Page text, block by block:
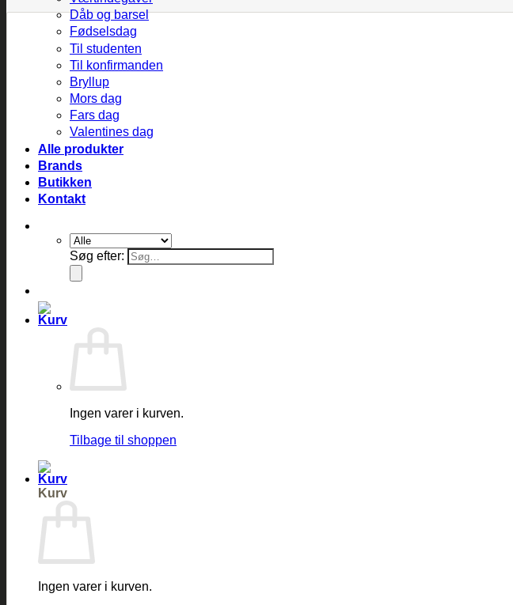
Dåb og barsel
Fødselsdag
Til studenten
Til konfirmanden
Bryllup
Mors dag
Fars dag
Valentines dag
Alle produkter
Brands
Butikken
Kontakt
Søg efter:
Ingen varer i kurven.
Tilbage til shoppen
Kurv
Ingen varer i kurven.